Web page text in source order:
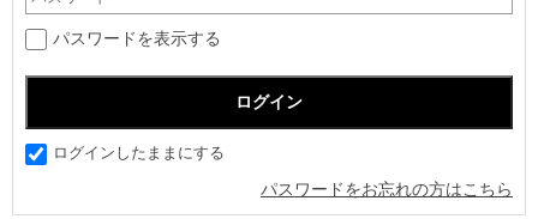
パスワードを表示する
ログインしたままにする
パスワードをお忘れの方はこちら